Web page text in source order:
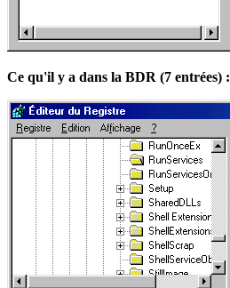
Ce qu'il y a dans la BDR (7 entrées) :